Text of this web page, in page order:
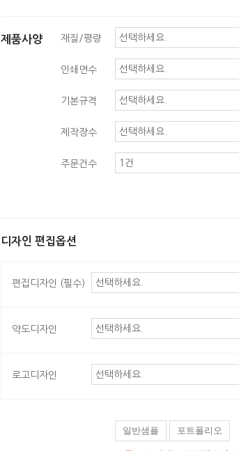
제품사양 재질/평량
인쇄면수
기본규격
제작장수
주문건수
디자인 편집옵션
편집디자인 (필수)
약도디자인
로고디자인
일반샘플 포트폴리오